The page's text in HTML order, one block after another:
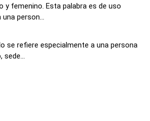
y femenino. Esta palabra es de uso
person...
se refiere especialmente a una persona
sede...